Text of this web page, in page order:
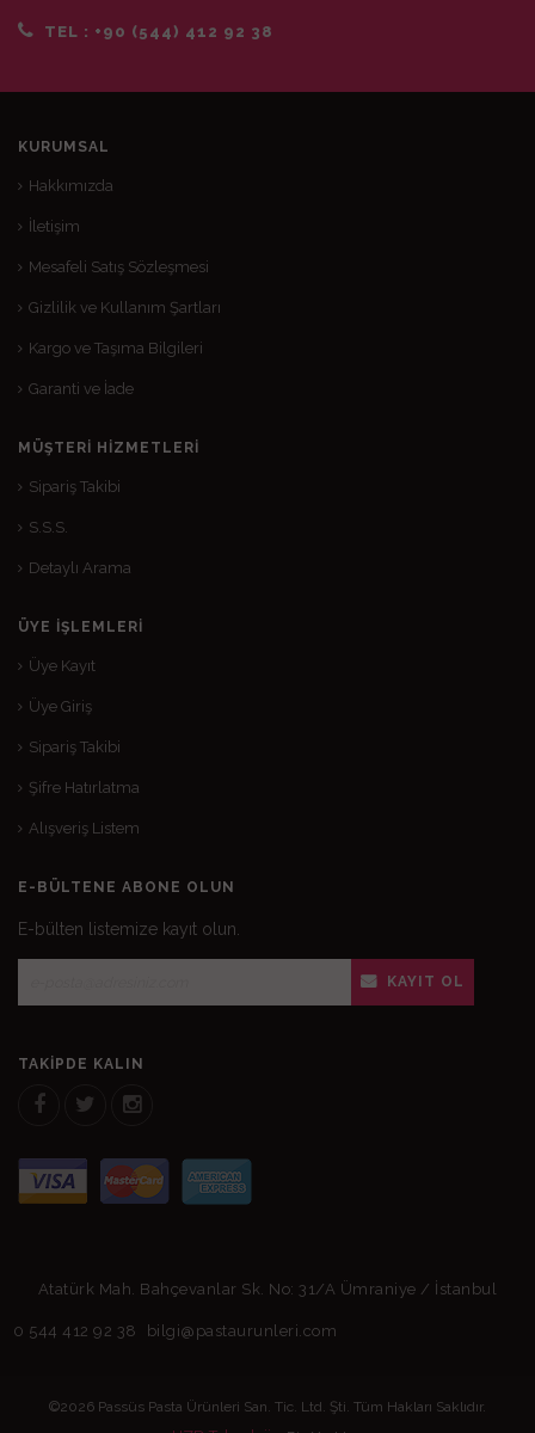
TEL : +90 (544) 412 92 38
KURUMSAL
Hakkımızda
İletişim
Mesafeli Satış Sözleşmesi
Gizlilik ve Kullanım Şartları
Kargo ve Taşıma Bilgileri
Garanti ve İade
MÜŞTERI HIZMETLERI
Sipariş Takibi
S.S.S.
Detaylı Arama
ÜYE İŞLEMLERI
Üye Kayıt
Üye Giriş
Sipariş Takibi
Şifre Hatırlatma
Alışveriş Listem
E-BÜLTENE ABONE OLUN
E-bülten listemize kayıt olun.
KAYIT OL
TAKIPDE KALIN
Atatürk Mah. Bahçevanlar Sk. No: 31/A Ümraniye / İstanbul
0 544 412 92 38 bilgi@pastaurunleri.com
©2026 Passüs Pasta Ürünleri San. Tic. Ltd. Şti. Tüm Hakları Saklıdır.